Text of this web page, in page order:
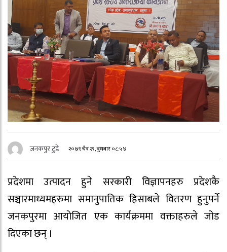
जनकपुर टुडे २०७९ चैत्र २९, बुधबार ०८:५४
प्रदेशमा उत्पादन हुने सरकारी विज्ञापनहरु प्रदेशकै
सञ्चारमाध्यमहरुमा समानुपातिक हिसाबले वितरण हुनुपर्ने
जनकपुरमा आयोजित एक कार्यक्रममा वक्ताहरुले जोड
दिएका छन् ।